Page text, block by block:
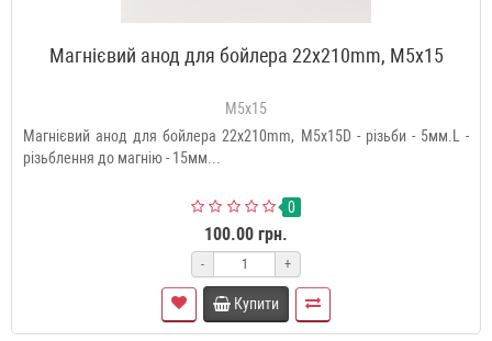
Магнієвий анод для бойлера 22x210mm, М5x15
M5x15
Магнієвий анод для бойлера 22x210mm, М5x15D - різьби - 5мм.L -
різьблення до магнію - 15мм...
0
100.00 грн.
- +
Купити